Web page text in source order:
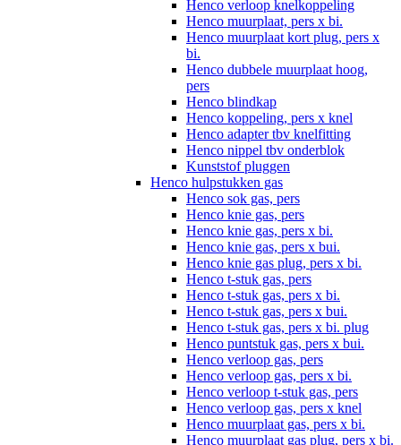
Henco verloop knelkoppeling
Henco muurplaat, pers x bi.
Henco muurplaat kort plug, pers x
bi.
Henco dubbele muurplaat hoog,
pers
Henco blindkap
Henco koppeling, pers x knel
Henco adapter tbv knelfitting
Henco nippel tbv onderblok
Kunststof pluggen
Henco hulpstukken gas
Henco sok gas, pers
Henco knie gas, pers
Henco knie gas, pers x bi.
Henco knie gas, pers x bui.
Henco knie gas plug, pers x bi.
Henco t-stuk gas, pers
Henco t-stuk gas, pers x bi.
Henco t-stuk gas, pers x bui.
Henco t-stuk gas, pers x bi. plug
Henco puntstuk gas, pers x bui.
Henco verloop gas, pers
Henco verloop gas, pers x bi.
Henco verloop t-stuk gas, pers
Henco verloop gas, pers x knel
Henco muurplaat gas, pers x bi.
Henco muurplaat gas plug, pers x bi.